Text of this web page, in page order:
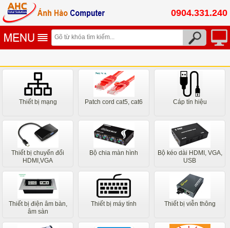
0904.331.240
Thiết bị mạng Patch cord cat5, cat6 Cáp tín hiệu
Thiết bị chuyển đổi
HDMI,VGA
Bộ chia màn hình
Bộ kéo dài HDMI, VGA,
USB
Thiết bị điện âm bàn,
âm sàn
Thiết bị máy tính Thiết bị viễn thông